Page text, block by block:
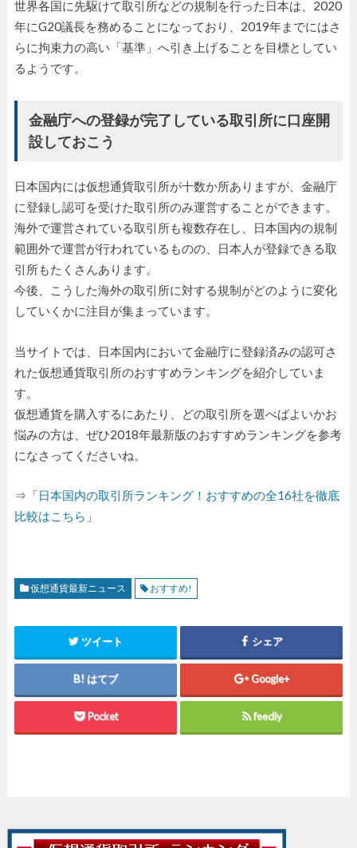
世界各国に先駆けて取引所などの規制を行った日本は、2020
年にG20議長を務めることになっており、2019年までにはさ
らに拘束力の高い「基準」へ引き上げることを目標としてい
るようです。
金融庁への登録が完了している取引所に口座開
設しておこう
日本国内には仮想通貨取引所が十数か所ありますが、金融庁
に登録し認可を受けた取引所のみ運営することができます。
海外で運営されている取引所も複数存在し、日本国内の規制
範囲外で運営が行われているものの、日本人が登録できる取
引所もたくさんあります。
今後、こうした海外の取引所に対する規制がどのように変化
していくかに注目が集まっています。
当サイトでは、日本国内において金融庁に登録済みの認可さ
れた仮想通貨取引所のおすすめランキングを紹介していま
す。
仮想通貨を購入するにあたり、どの取引所を選べばよいかお
悩みの方は、ぜひ2018年最新版のおすすめランキングを参考
になさってくださいね。
⇒「日本国内の取引所ランキング！おすすめの全16社を徹底
比較はこちら 」
仮想通貨最新ニュース おすすめ!
ツイート シェア
はてブ Google+
Pocket feedly